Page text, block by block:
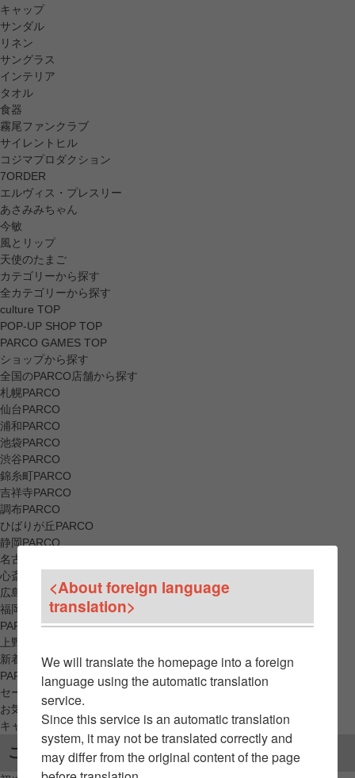
キャップ
サンダル
リネン
サングラス
インテリア
タオル
食器
霧尾ファンクラブ
サイレントヒル
コジマプロダクション
7ORDER
エルヴィス・プレスリー
あさみみちゃん
今敏
風とリップ
天使のたまご
カテゴリーから探す
全カテゴリーから探す
culture TOP
POP-UP SHOP TOP
PARCO GAMES TOP
ショップから探す
全国のPARCO店舗から探す
札幌PARCO
仙台PARCO
浦和PARCO
池袋PARCO
渋谷PARCO
錦糸町PARCO
吉祥寺PARCO
調布PARCO
ひばりが丘PARCO
静岡PARCO
名古屋PARCO
心斎橋PARCO
広島PARCO
福岡PARCO
PARCO_ya
上野
新着アイテムから探す
PARCO限定アイテムから探す
セールアイテムから探す
お気に入りから探す
キャンペーン/クーポン対象から探す
ご利用案内
<About foreign language
translation>
We will translate the homepage into a foreign
language using the automatic translation
service.
Since this service is an automatic translation
system, it may not be translated correctly and
may differ from the original content of the page